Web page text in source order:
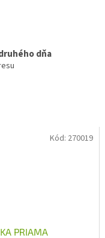
dňa
PRIAMA
Kód: 270019